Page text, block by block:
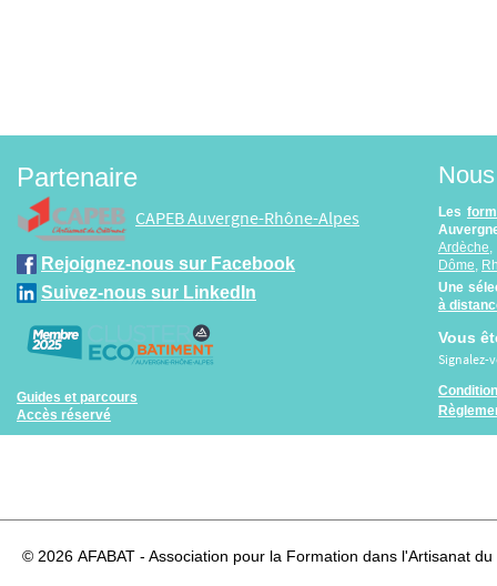
Partenaire
CAPEB Auvergne-Rhône-Alpes
Rejoignez-nous sur Facebook
Suivez-nous sur LinkedIn
Guides et parcours
Accès réservé
Les
Ardèche
Dôme,
Une
à
Vous
Signalez-
© 2026 AFABAT - Association pour la Formation dans l'Artisanat du